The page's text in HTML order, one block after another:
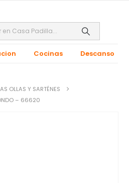
Cocinas Descanso
OLLAS Y SARTÉNES
– 66620